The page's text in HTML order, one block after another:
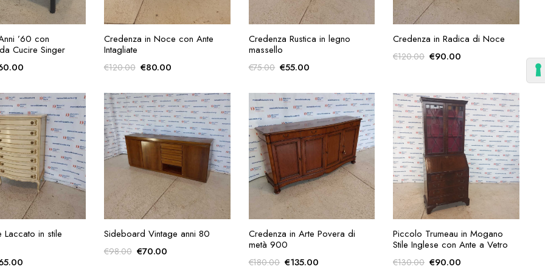
RICHIESTA
’60 con
Cucire Singer
Il
attuale
è:
€60.00.
RICHIESTA
Credenza in Noce con Ante
Intagliate
€120.00 Il
originale
era:
€120.00.
€80.00
attuale
è:
€80.00.
RICHIESTA
Credenza Rustica in legno
massello
€75.00 Il
originale
era:
€75.00.
€55.00
attuale
è:
€55.00.
RICHIESTA
Credenza in Radica di Noce
€120.00 Il
era:
€120.00.
€90.00Il
è:
€90.00.
RICHIESTA
Laccato in stile
Il
RICHIESTA
Sideboard Vintage anni 80
€98.00 Il
€70.00
RICHIESTA
Credenza in Arte Povera di
metà 900
€180.00 Il
€135.00
RICHIESTA
Piccolo Trumeau in Mogano
Stile Inglese con Ante a Vetro
€130.00 Il
€90.00Il